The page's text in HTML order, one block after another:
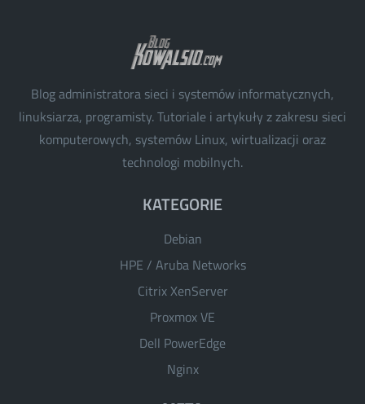
Blog administratora sieci i systemów informatycznych,
linuksiarza, programisty. Tutoriale i artykuły z zakresu sieci
komputerowych, systemów Linux, wirtualizacji oraz
technologi mobilnych.
KATEGORIE
Debian
HPE / Aruba Networks
Citrix XenServer
Proxmox VE
Dell PowerEdge
Nginx